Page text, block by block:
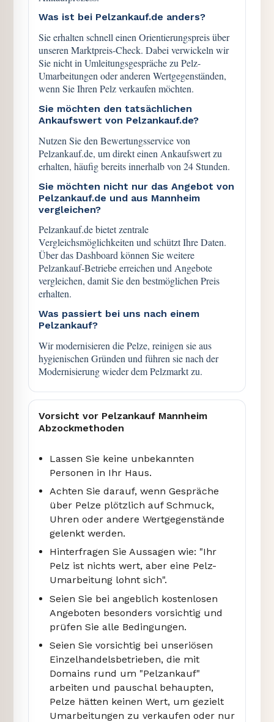
Was ist bei Pelzankauf.de anders?
Sie erhalten schnell einen Orientierungspreis über
unseren Marktpreis-Check. Dabei verwickeln wir
Sie nicht in Umleitungsgespräche zu Pelz-
Umarbeitungen oder anderen Wertgegenständen,
wenn Sie Ihren Pelz verkaufen möchten.
Sie möchten den tatsächlichen
Ankaufswert von Pelzankauf.de?
Nutzen Sie den Bewertungsservice von
Pelzankauf.de, um direkt einen Ankaufswert zu
erhalten, häufig bereits innerhalb von 24 Stunden.
Sie möchten nicht nur das Angebot von
Pelzankauf.de und aus Mannheim
vergleichen?
Pelzankauf.de bietet zentrale
Vergleichsmöglichkeiten und schützt Ihre Daten.
Über das Dashboard können Sie weitere
Pelzankauf-Betriebe erreichen und Angebote
vergleichen, damit Sie den bestmöglichen Preis
erhalten.
Was passiert bei uns nach einem
Pelzankauf?
Wir modernisieren die Pelze, reinigen sie aus
hygienischen Gründen und führen sie nach der
Modernisierung wieder dem Pelzmarkt zu.
Vorsicht vor Pelzankauf Mannheim
Abzockmethoden
Lassen Sie keine unbekannten
Personen in Ihr Haus.
Achten Sie darauf, wenn Gespräche
über Pelze plötzlich auf Schmuck,
Uhren oder andere Wertgegenstände
gelenkt werden.
Hinterfragen Sie Aussagen wie: "Ihr
Pelz ist nichts wert, aber eine Pelz-
Umarbeitung lohnt sich".
Seien Sie bei angeblich kostenlosen
Angeboten besonders vorsichtig und
prüfen Sie alle Bedingungen.
Seien Sie vorsichtig bei unseriösen
Einzelhandelsbetrieben, die mit
Domains rund um "Pelzankauf"
arbeiten und pauschal behaupten,
Pelze hätten keinen Wert, um gezielt
Umarbeitungen zu verkaufen oder nur